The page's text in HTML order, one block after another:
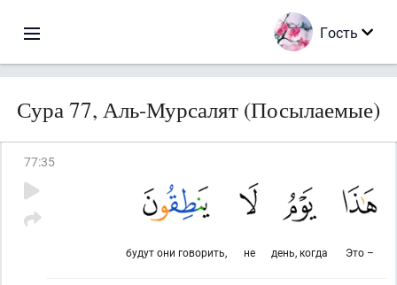
Гость
Сура 77, Аль-Мурсалят (Посылаемые)
77:35
Это –
день, когда
не
будут они говорить,